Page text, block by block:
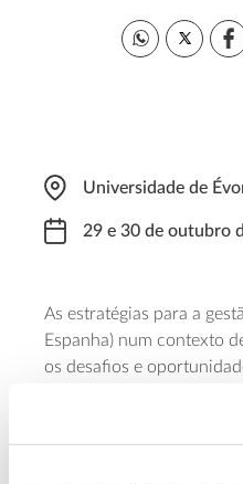
Universidade de
29 e 30 de outubro
As estratégias para a
Espanha) num contexto
os desafios e
investigadores, gestores,